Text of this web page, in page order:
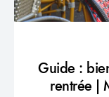
Guide :
rentrée |